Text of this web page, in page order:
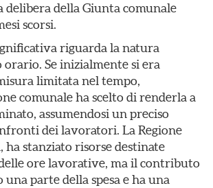
delibera della Giunta comunale
scorsi.
riguarda la natura
orario. Se inizialmente si era
limitata nel tempo,
comunale ha scelto di renderla a
assumendosi un preciso
dei lavoratori. La Regione
ha stanziato risorse destinate
ore lavorative, ma il contributo
parte della spesa e ha una